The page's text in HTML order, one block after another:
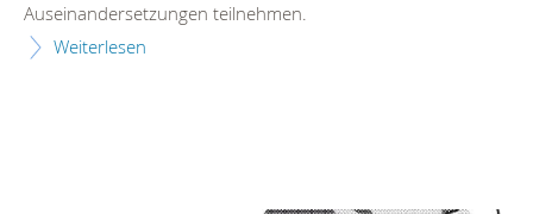
Auseinandersetzungen teilnehmen.
Weiterlesen